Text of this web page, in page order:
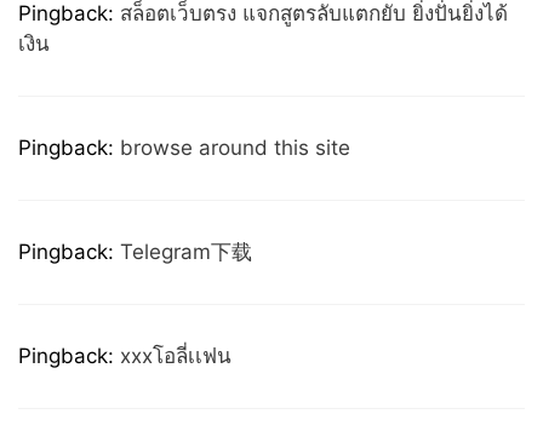
Pingback: สล็อตเว็บตรง แจกสูตรลับแตกยับ ยิ่งปั่นยิ่งได้
เงิน
Pingback: browse around this site
Pingback: Telegram下载
Pingback: xxxโอลี่เเฟน